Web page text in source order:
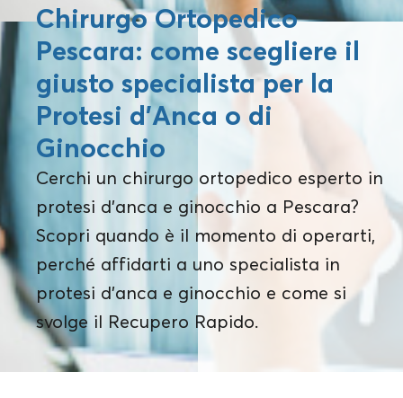
Chirurgo Ortopedico
Pescara: come scegliere il
giusto specialista per la
Protesi d’Anca o di
Ginocchio
Cerchi un chirurgo ortopedico esperto in
protesi d’anca e ginocchio a Pescara?
Scopri quando è il momento di operarti,
perché affidarti a uno specialista in
protesi d’anca e ginocchio e come si
svolge il Recupero Rapido.